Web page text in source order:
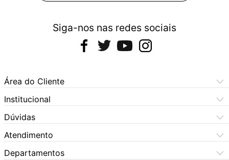
Siga-nos nas redes sociais
Área do Cliente
Meus Pedidos
Meus Dados
Institucional
Central de Atendimento
Dúvidas Frequentes
Formas de Pagamento
Política de Privacidade
Dúvidas
Como Comprar
Dúvidas Frequentes
Atendimento
(11) 3060-6100
Segunda à sexta das 9h às 17:30h
Departamentos